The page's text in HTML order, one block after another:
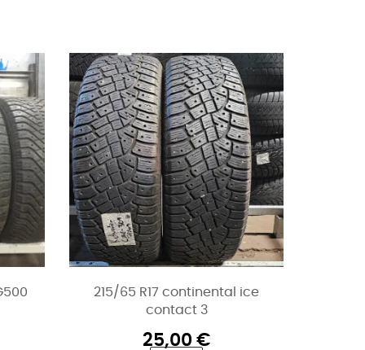
215/65 R17 continental ice
contact 3
25,00 €